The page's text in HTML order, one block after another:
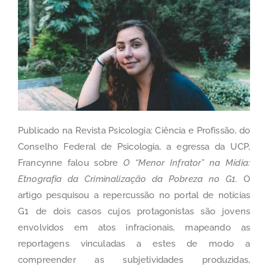
Publicado na Revista Psicologia: Ciência e Profissão, do
Conselho Federal de Psicologia, a egressa da UCP,
Francynne falou sobre O “Menor Infrator” na Mídia:
Etnografia da Criminalização da Pobreza no G1. O
artigo pesquisou a repercussão no portal de notícias
G1 de dois casos cujos protagonistas são jovens
envolvidos em atos infracionais, mapeando as
reportagens vinculadas a estes de modo a
compreender as subjetividades produzidas,